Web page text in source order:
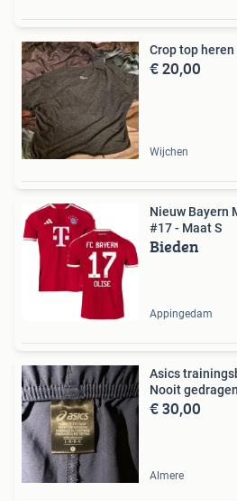
Crop top
€ 20,00
Wijchen
Nieuw Bayern
#17 - Maat S
Bieden
Appingedam
Asics
Nooit gedragen
€ 30,00
Almere